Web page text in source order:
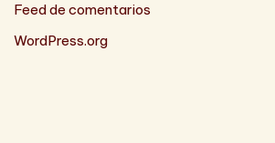
Feed de comentarios
WordPress.org